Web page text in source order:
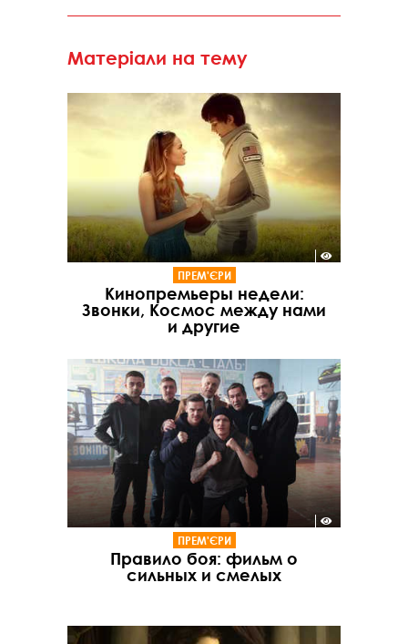
Матеріали на тему
ПРЕМ'ЄРИ
Кинопремьеры недели:
Звонки, Космос между нами
и другие
ПРЕМ'ЄРИ
Правило боя: фильм о
сильных и смелых